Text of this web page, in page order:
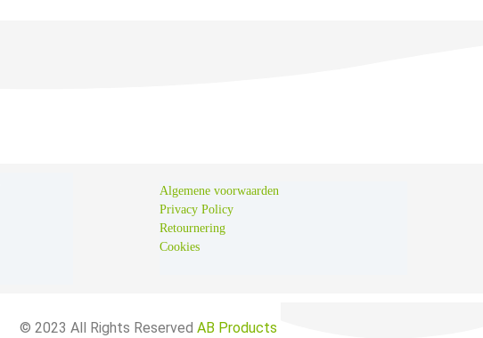
Algemene voorwaarden
Privacy Policy
Retournering
Cookies
© 2023 All Rights Reserved AB Products